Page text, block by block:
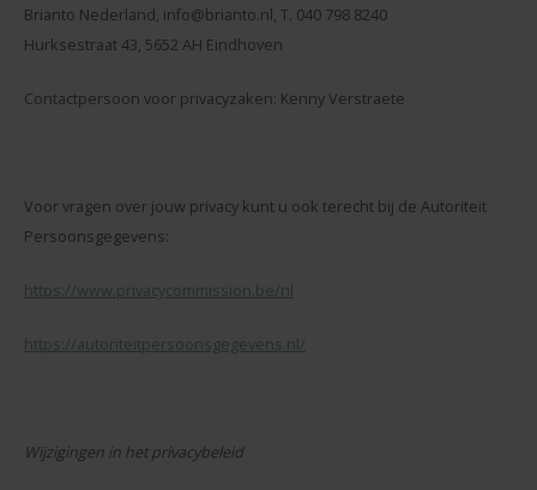
Brianto Nederland, info@brianto.nl, T. 040 798 8240
Hurksestraat 43, 5652 AH Eindhoven
Contactpersoon voor privacyzaken: Kenny Verstraete
Voor vragen over jouw privacy kunt u ook terecht bij de Autoriteit
Persoonsgegevens:
https://www.privacycommission.be/nl
https://autoriteitpersoonsgegevens.nl/
Wijzigingen in het privacybeleid